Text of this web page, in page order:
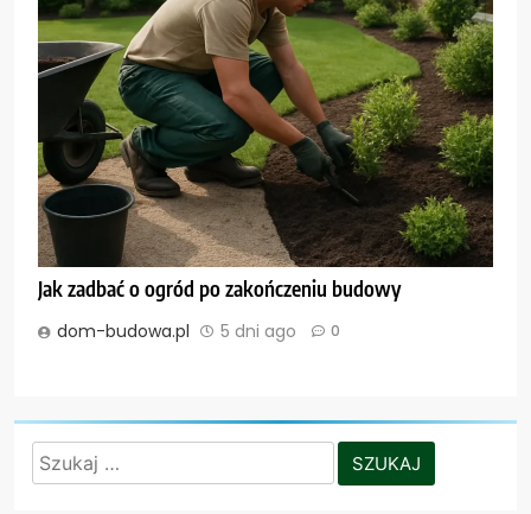
Jak zadbać o ogród po zakończeniu budowy
dom-budowa.pl 5 dni ago 0
Szukaj: